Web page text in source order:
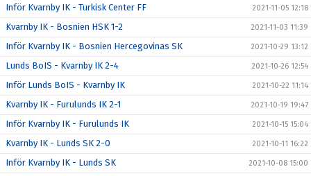
Inför Kvarnby IK - Turkisk Center FF 2021-11-05 12:18
Kvarnby IK - Bosnien HSK 1-2 2021-11-03 11:39
Inför Kvarnby IK - Bosnien Hercegovinas SK 2021-10-29 13:12
Lunds BoIS - Kvarnby IK 2-4 2021-10-26 12:54
Inför Lunds BoIS - Kvarnby IK 2021-10-22 11:14
Kvarnby IK - Furulunds IK 2-1 2021-10-19 19:47
Inför Kvarnby IK - Furulunds IK 2021-10-15 15:04
Kvarnby IK - Lunds SK 2-0 2021-10-11 16:22
Inför Kvarnby IK - Lunds SK 2021-10-08 15:00